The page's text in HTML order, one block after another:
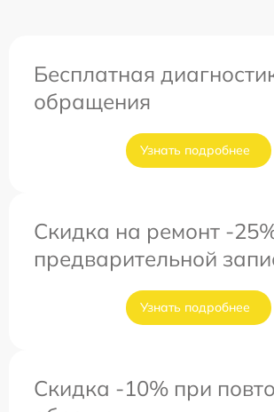
Бесплатная
обращения
Узнать подробнее
Скидка на ремонт -
предварительной
Узнать подробнее
Скидка -10% при